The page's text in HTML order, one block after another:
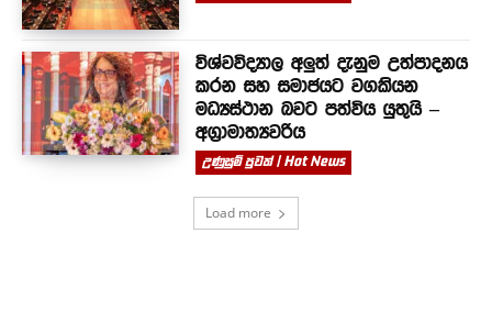
විශ්වවිද්‍යාල අලුත් දැනුම උත්පාදනය
කරන සහ සමාජයට වගකියන
මධ්‍යස්ථාන බවට පත්විය යුතුයි –
අග්‍රාමාත්‍යවරිය
උණුසුම් පුවත් | Hot News
Load more